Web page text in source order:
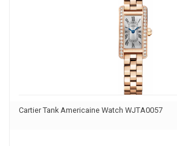
Cartier Tank Americaine Watch WJTA0057